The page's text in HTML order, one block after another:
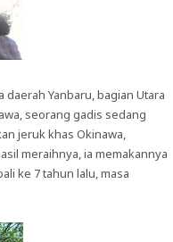
Yanbaru, bagian Utara
seorang gadis sedang
jeruk khas Okinawa,
meraihnya, ia memakannya
ke 7 tahun lalu, masa